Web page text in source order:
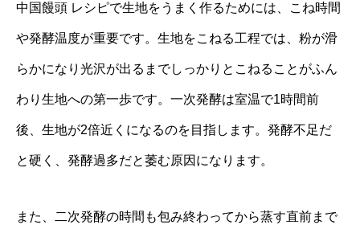
中国饅頭 レシピで生地をうまく作るためには、こね時間
や発酵温度が重要です。生地をこねる工程では、粉が滑
らかになり光沢が出るまでしっかりとこねることがふん
わり生地への第一歩です。一次発酵は室温で1時間前
後、生地が2倍近くになるのを目指します。発酵不足だ
と硬く、発酵過多だと萎む原因になります。
また、二次発酵の時間も包み終わってから蒸す直前まで